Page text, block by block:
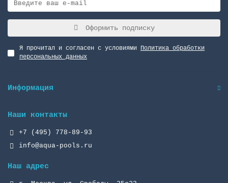
Оформить подписку
Я прочитал и согласен с условиями Политика обработки
персональных данных
Информация
Наши контакты
+7 (495) 778-89-93
info@aqua-pools.ru
Наш адрес